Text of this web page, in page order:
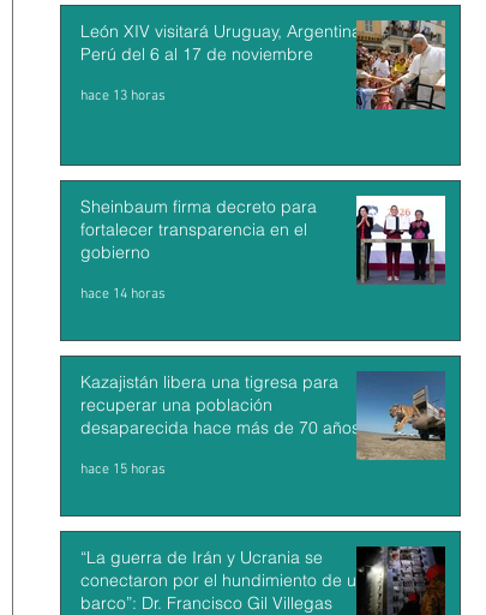
León XIV visitará Uruguay, Argentina y
Perú del 6 al 17 de noviembre
hace 13 horas
Sheinbaum firma decreto para
fortalecer transparencia en el
gobierno
hace 14 horas
Kazajistán libera una tigresa para
recuperar una población
desaparecida hace más de 70 años
hace 15 horas
“La guerra de Irán y Ucrania se
conectaron por el hundimiento de un
barco”: Dr. Francisco Gil Villegas